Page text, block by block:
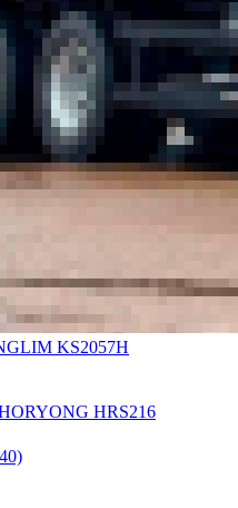
KS2057H
HRS216